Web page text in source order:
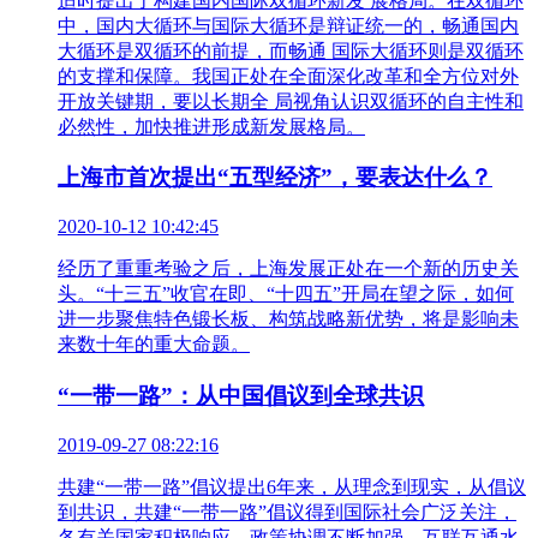
中，国内大循环与国际大循环是辩证统一的，畅通国内
大循环是双循环的前提，而畅通 国际大循环则是双循环
的支撑和保障。我国正处在全面深化改革和全方位对外
开放关键期，要以长期全 局视角认识双循环的自主性和
必然性，加快推进形成新发展格局。
上海市首次提出“五型经济”，要表达什么？
2020-10-12 10:42:45
经历了重重考验之后，上海发展正处在一个新的历史关
头。“十三五”收官在即、“十四五”开局在望之际，如何
进一步聚焦特色锻长板、构筑战略新优势，将是影响未
来数十年的重大命题。
“一带一路”：从中国倡议到全球共识
2019-09-27 08:22:16
共建“一带一路”倡议提出6年来，从理念到现实，从倡议
到共识，共建“一带一路”倡议得到国际社会广泛关注，